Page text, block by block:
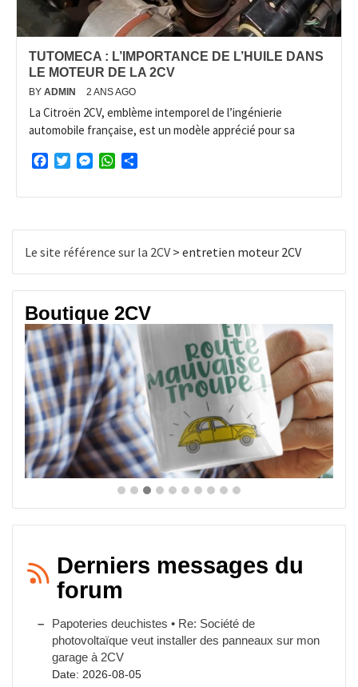
TUTOMECA : L’IMPORTANCE DE L’HUILE DANS
LE MOTEUR DE LA 2CV
BY ADMIN 2 ANS AGO
La Citroën 2CV, emblème intemporel de l’ingénierie
automobile française, est un modèle apprécié pour sa
FacebookTwitterMessengerWhatsApp
Le site référence sur la 2CV > entretien moteur 2CV
Boutique 2CV
Derniers messages du
forum
Papoteries deuchistes • Re: Société de
photovoltaïque veut installer des panneaux sur mon
garage à 2CV
Date: 2026-08-05